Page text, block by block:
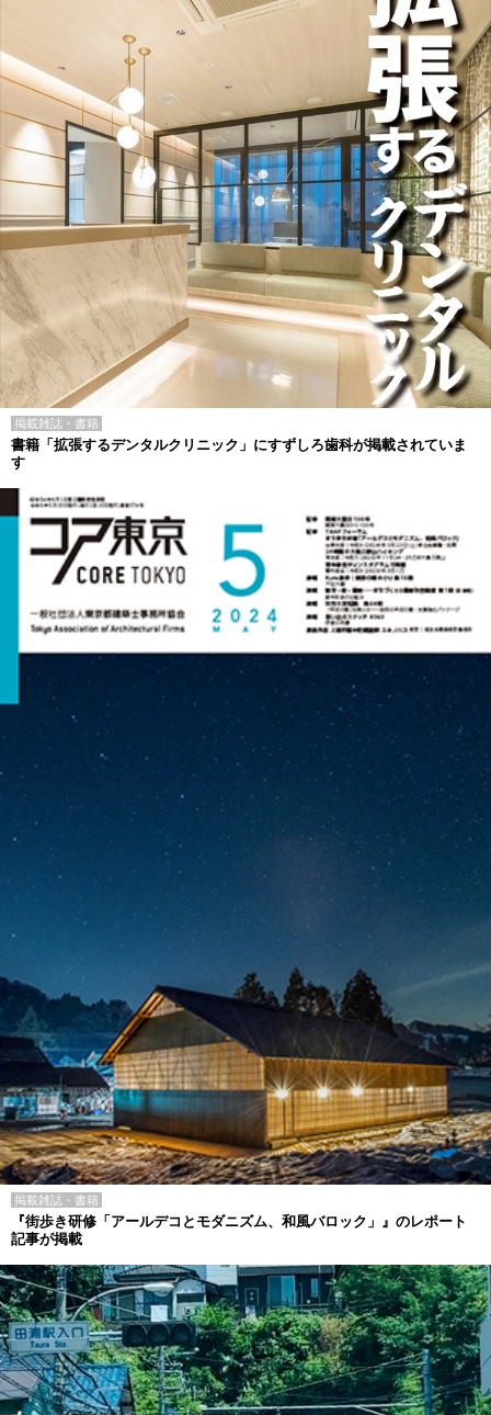
掲載雑誌・書籍
書籍「拡張するデンタルクリニック」にすずしろ歯科が掲載されていま
す
掲載雑誌・書籍
『街歩き研修「アールデコとモダニズム、和風バロック」』のレポート
記事が掲載